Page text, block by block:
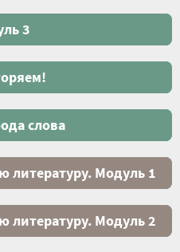
3
слова
литературу. Модуль 1
литературу. Модуль 2